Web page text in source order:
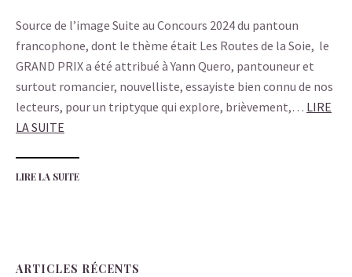
Source de l’image Suite au Concours 2024 du pantoun
francophone, dont le thème était Les Routes de la Soie, le
GRAND PRIX a été attribué à Yann Quero, pantouneur et
surtout romancier, nouvelliste, essayiste bien connu de nos
lecteurs, pour un triptyque qui explore, brièvement,… LIRE
LA SUITE
LIRE LA SUITE
ARTICLES RÉCENTS